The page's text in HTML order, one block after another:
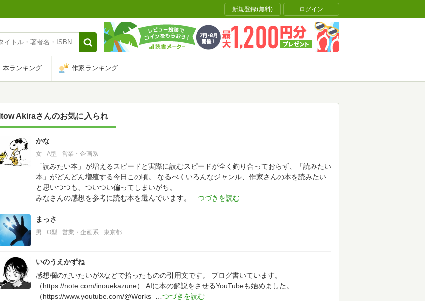
新規登録(無料) ログイン
本ランキング 作家ランキング
Itow Akiraさんのお気に入られ
55 かな
女 A型 営業・企画系
「読みたい本」が増えるスピードと実際に読むスピードが全く釣り合っておらず、「読みたい
本」がどんどん増殖する今日この頃。
なるべくいろんなジャンル、作家さんの本を読みたい
と思いつつも、ついつい偏ってしまいがち。
みなさんの感想を参考に読む本を選んでいます。
まっさ
男 O型 営業・企画系 東京都
いのうえかずね
感想欄のだいたいがXなどで拾ったものの引用文です。
ブログ書いています。
（https://note.com/inouekazune）
AIに本の解説をさせるYouTubeも始めました。
（https://www.youtube.com/@Works_